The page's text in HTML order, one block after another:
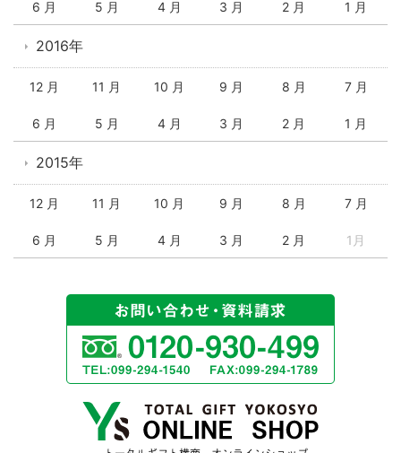
6 月 5 月 4 月 3 月 2 月 1 月
2016年
12 月 11 月 10 月 9 月 8 月 7 月
6 月 5 月 4 月 3 月 2 月 1 月
2015年
12 月 11 月 10 月 9 月 8 月 7 月
6 月 5 月 4 月 3 月 2 月 1月